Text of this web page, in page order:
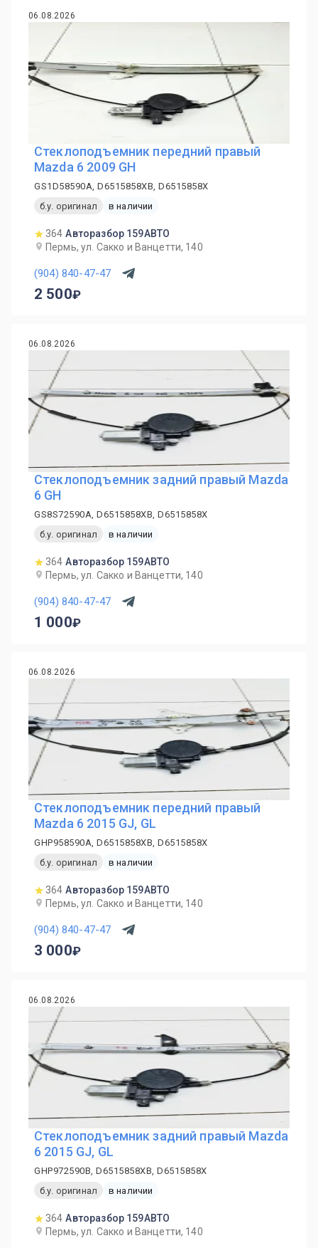
06.08.2026
Стеклоподъемник передний правый
Mazda 6 2009 GH
GS1D58590A, D6515858XB, D6515858X
б.у. оригинал
в наличии
364 Авторазбор 159АВТО
Пермь, ул. Сакко и Ванцетти, 140
(904) 840-47-47
2 500
06.08.2026
Стеклоподъемник задний правый Mazda
6 GH
GS8S72590A, D6515858XB, D6515858X
б.у. оригинал
в наличии
364 Авторазбор 159АВТО
Пермь, ул. Сакко и Ванцетти, 140
(904) 840-47-47
1 000
06.08.2026
Стеклоподъемник передний правый
Mazda 6 2015 GJ, GL
GHP958590A, D6515858XB, D6515858X
б.у. оригинал
в наличии
364 Авторазбор 159АВТО
Пермь, ул. Сакко и Ванцетти, 140
(904) 840-47-47
3 000
06.08.2026
Стеклоподъемник задний правый Mazda
6 2015 GJ, GL
GHP972590B, D6515858XB, D6515858X
б.у. оригинал
в наличии
364 Авторазбор 159АВТО
Пермь, ул. Сакко и Ванцетти, 140